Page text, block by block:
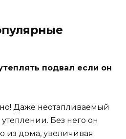
подвал если он
Даже неотапливаемый
Без него он
из дома, увеличивая